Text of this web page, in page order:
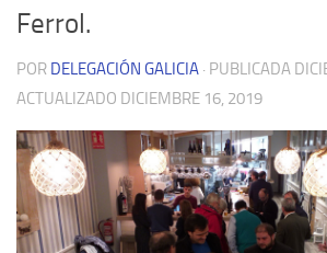
Ferrol.
POR DELEGACIÓN GALICIA · PUBLICADA
ACTUALIZADO DICIEMBRE 16, 2019